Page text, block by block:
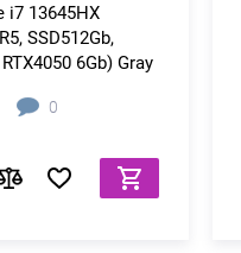
i7 13645HX
SSD512Gb,
6Gb) Gray
0